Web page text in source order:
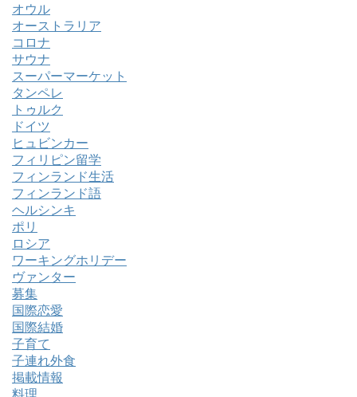
オウル
オーストラリア
コロナ
サウナ
スーパーマーケット
タンペレ
トゥルク
ドイツ
ヒュビンカー
フィリピン留学
フィンランド生活
フィンランド語
ヘルシンキ
ポリ
ロシア
ワーキングホリデー
ヴァンター
募集
国際恋愛
国際結婚
子育て
子連れ外食
掲載情報
料理